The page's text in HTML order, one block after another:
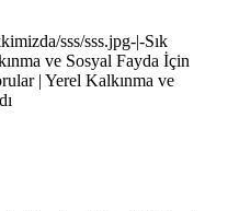
sss/sss.jpg-|-Sık
ve Sosyal Fayda İçin
| Yerel Kalkınma ve